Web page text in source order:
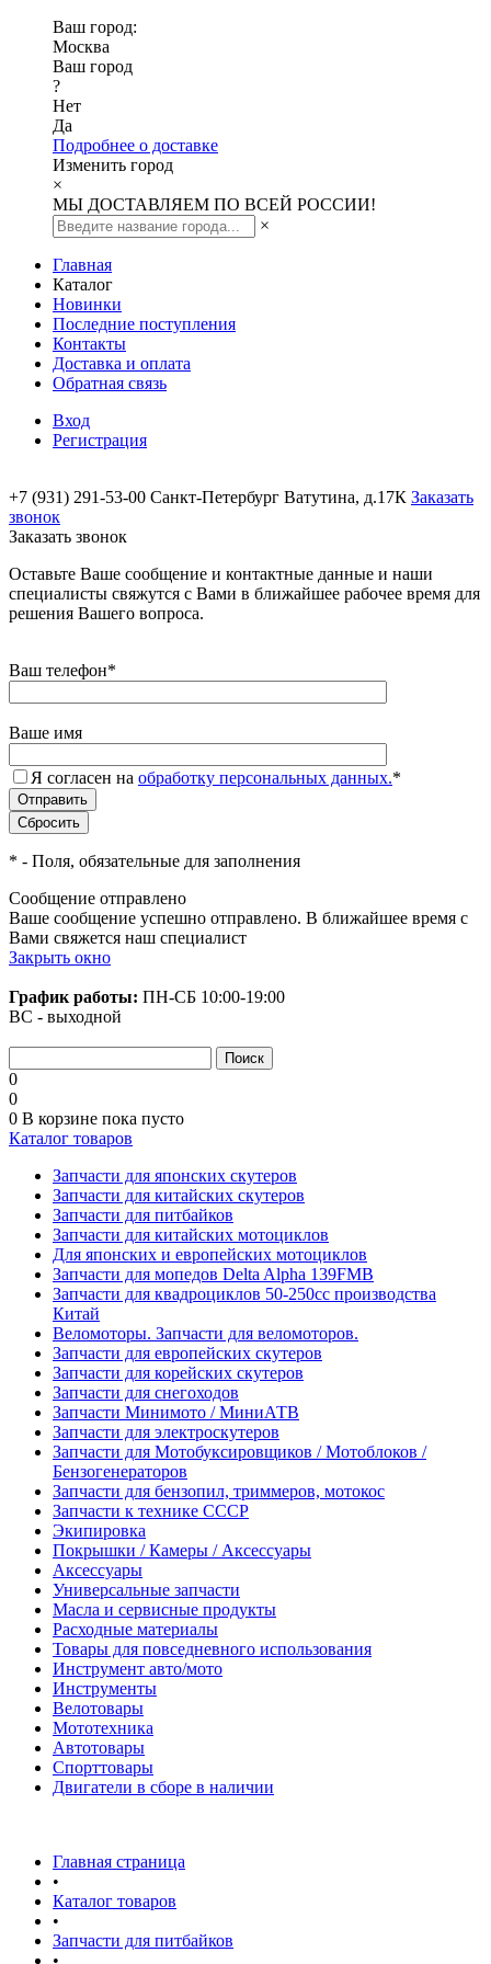
Ваш город:
Москва
Ваш город
?
Нет
Да
Подробнее о доставке
Изменить город
×
МЫ ДОСТАВЛЯЕМ ПО ВСЕЙ РОССИИ!
×
Главная
Каталог
Новинки
Последние поступления
Контакты
Доставка и оплата
Обратная связь
Вход
Регистрация
+7 (931) 291-53-00 Санкт-Петербург Ватутина, д.17К Заказать
звонок
Заказать звонок
Оставьте Ваше сообщение и контактные данные и наши
специалисты свяжутся с Вами в ближайшее рабочее время для
решения Вашего вопроса.
Ваш телефон*
Ваше имя
Я согласен на обработку персональных данных.*
* - Поля, обязательные для заполнения
Сообщение отправлено
Ваше сообщение успешно отправлено. В ближайшее время с
Вами свяжется наш специалист
Закрыть окно
График работы: ПН-СБ 10:00-19:00
ВС - выходной
0
0
0 В корзине пока пусто
Каталог товаров
Запчасти для японских скутеров
Запчасти для китайских скутеров
Запчасти для питбайков
Запчасти для китайских мотоциклов
Для японских и европейских мотоциклов
Запчасти для мопедов Delta Alpha 139FMB
Запчасти для квадроциклов 50-250сс производства
Китай
Веломоторы. Запчасти для веломоторов.
Запчасти для европейских скутеров
Запчасти для корейских скутеров
Запчасти для снегоходов
Запчасти Минимото / МиниАТВ
Запчасти для электроскутеров
Запчасти для Мотобуксировщиков / Мотоблоков /
Бензогенераторов
Запчасти для бензопил, триммеров, мотокос
Запчасти к технике СССР
Экипировка
Покрышки / Камеры / Аксессуары
Аксессуары
Универсальные запчасти
Масла и сервисные продукты
Расходные материалы
Товары для повседневного использования
Инструмент авто/мото
Инструменты
Велотовары
Мототехника
Автотовары
Спорттовары
Двигатели в сборе в наличии
Главная страница
•
Каталог товаров
•
Запчасти для питбайков
•